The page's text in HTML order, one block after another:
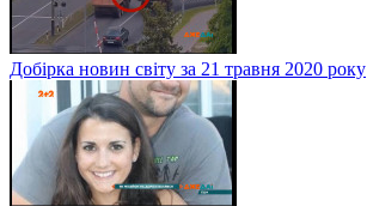
Добірка новин світу за 21 травня 2020 року